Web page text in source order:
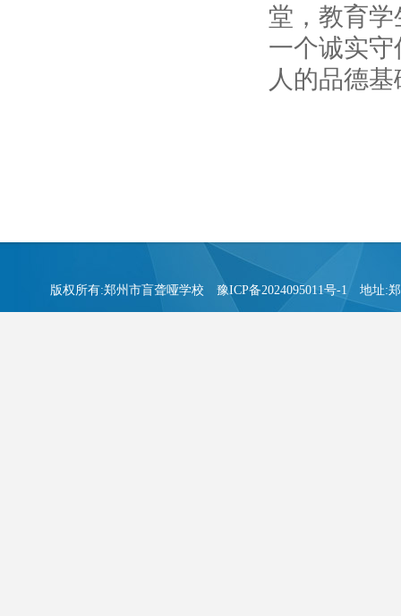
堂，教育
一个诚实
人的品德
版权所有:郑州市盲聋哑学校 豫ICP备2024095011号-1 地址:郑